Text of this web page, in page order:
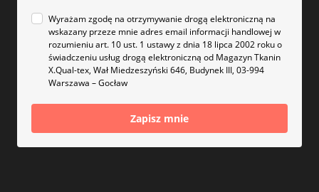
Wyrażam zgodę na otrzymywanie drogą elektroniczną na
wskazany przeze mnie adres email informacji handlowej w
rozumieniu art. 10 ust. 1 ustawy z dnia 18 lipca 2002 roku o
świadczeniu usług drogą elektroniczną od Magazyn Tkanin
X.Qual-tex, Wał Miedzeszyński 646, Budynek III, 03-994
Warszawa – Gocław
Zapisz mnie